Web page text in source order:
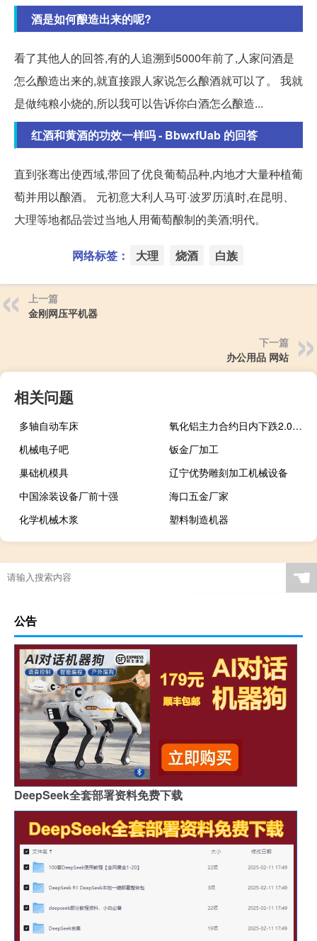
酒是如何酿造出来的呢?
看了其他人的回答,有的人追溯到5000年前了,人家问酒是
怎么酿造出来的,就直接跟人家说怎么酿酒就可以了。 我就
是做纯粮小烧的,所以我可以告诉你白酒怎么酿造...
红酒和黄酒的功效一样吗 - BbwxfUab 的回答
直到张骞出使西域,带回了优良葡萄品种,内地才大量种植葡
萄并用以酿酒。 元初意大利人马可·波罗历滇时,在昆明、
大理等地都品尝过当地人用葡萄酿制的美酒;明代。
网络标签： 大理 烧酒 白族
上一篇
金刚网压平机器
下一篇
办公用品 网站
相关问题
多轴自动车床
氧化铝主力合约日内下跌2.00%现报3035元/吨
机械电子吧
钣金厂加工
巢础机模具
辽宁优势雕刻加工机械设备
中国涂装设备厂前十强
海口五金厂家
化学机械木浆
塑料制造机器
☚
公告
DeepSeek全套部署资料免费下载